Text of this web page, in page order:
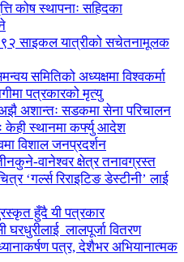
कोष स्थापनाः सहिदका
३९२ साइकल यात्रीको सचेतनामूलक
समितिको अध्यक्षमा विश्वकर्मा
पत्रकारको मृत्यु
अशान्तः सडकमा सेना परिचालन
केही स्थानमा कर्फ्यु आदेश
विशाल जनप्रदर्शन
वानेश्वर क्षेत्र तनावग्रस्त
‘गर्ल्स रिराइटिङ डेस्टीनी’ लाई
हुँदै यी पत्रकार
लालपूर्जा वितरण
पत्र, देशैभर अभियानात्मक